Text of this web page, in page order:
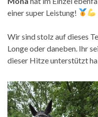
einer super Leistung!
Wir sind stolz auf dieses
Longe oder daneben. Ihr
dieser Hitze unterstützt